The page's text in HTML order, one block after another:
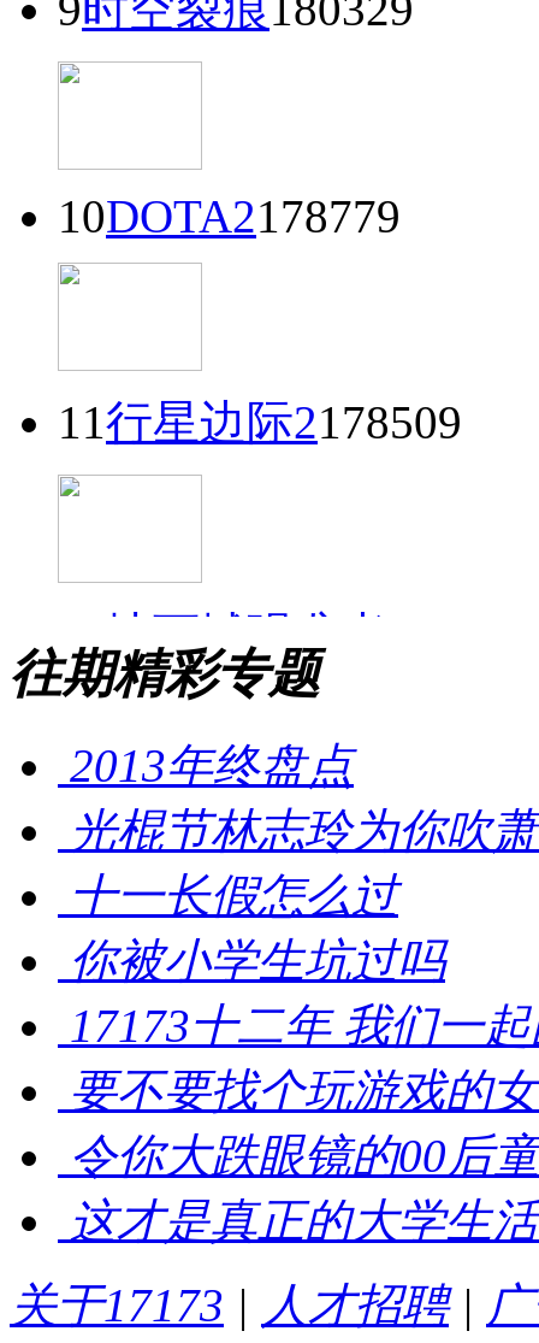
往期精彩专题
2013年终盘点
光棍节林志玲为你吹萧
十一长假怎么过
你被小学生坑过吗
17173十二年 我们一
要不要找个玩游戏的
令你大跌眼镜的00后
这才是真正的大学生活
关于17173 | 人才招聘|